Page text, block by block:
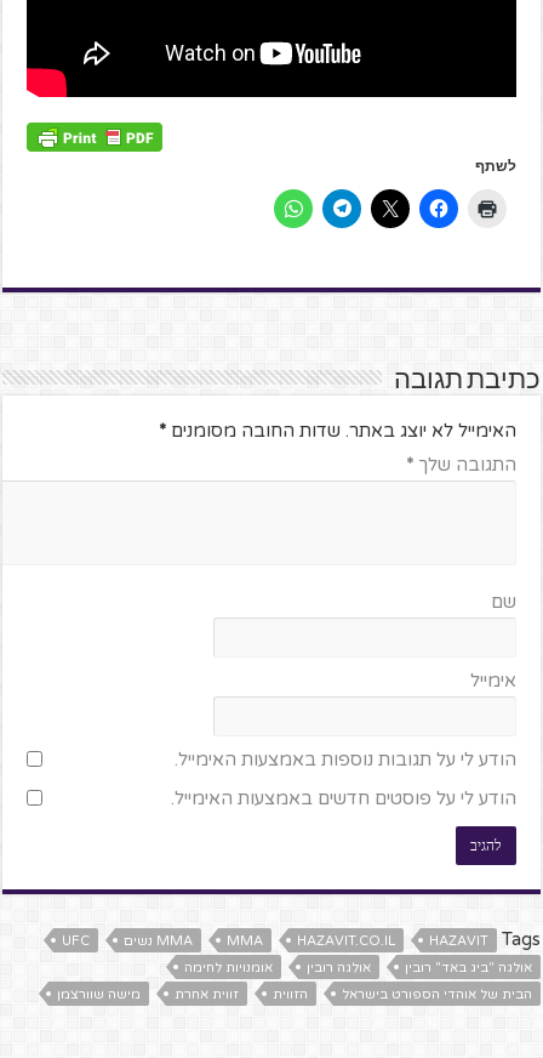
לשתף
כתיבת תגובה
האימייל לא יוצג באתר. שדות החובה מסומנים*
התגובה שלך*
שם
אימייל
הודע לי על תגובות נוספות באמצעות האימייל.
הודע לי על פוסטים חדשים באמצעות האימייל.
Tags
HAZAVIT
HAZAVIT.CO.IL
MMA MMA נשים
UFC
אולגה "ביג באד" רובין
אולגה רובין
אומנויות לחימה
הבית של אוהדי הספורט בישראל
הזווית זווית אחרת מישה שוורצמן